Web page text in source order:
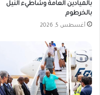
بالميادين العامة وشاطيء النيل
بالخرطوم
أغسطس 5, 2026